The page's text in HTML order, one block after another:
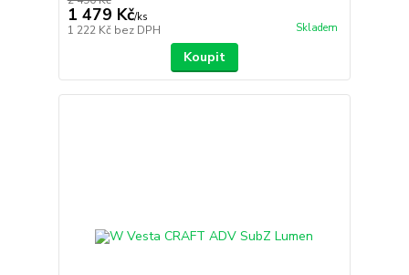
1 479 Kč/ks
1 222 Kč bez DPH Skladem
Koupit